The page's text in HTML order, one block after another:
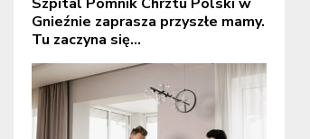
Gnieźnie zaprasza przyszłe mamy.
Tu zaczyna się...